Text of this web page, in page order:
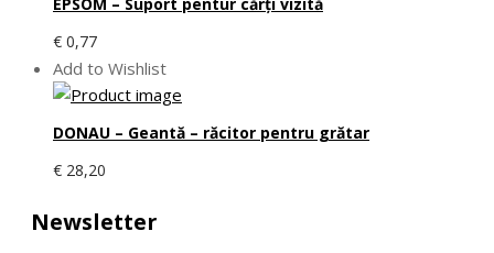
€ 0,77
Add to Wishlist
DONAU – Geantă – răcitor pentru grătar
€ 28,20
Newsletter